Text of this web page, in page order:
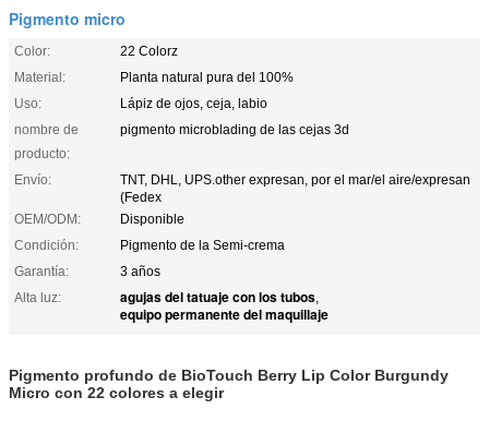
Pigmento micro
Color:
22 Colorz
Material:
Planta natural pura del 100%
Uso:
Lápiz de ojos, ceja, labio
nombre de
producto:
pigmento microblading de las cejas 3d
Envío:
TNT, DHL, UPS.other expresan, por el mar/el aire/expresan
(Fedex
OEM/ODM:
Disponible
Condición:
Pigmento de la Semi-crema
Garantía:
3 años
Alta luz:
agujas del tatuaje con los tubos,
equipo permanente del maquillaje
Pigmento profundo de BioTouch Berry Lip Color Burgundy
Micro con 22 colores a elegir